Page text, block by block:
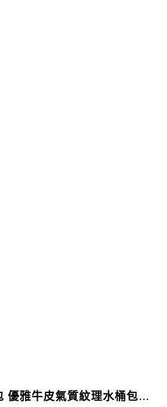
桶包(2色)【XBO7950112】＊艾美時尚(現+預)